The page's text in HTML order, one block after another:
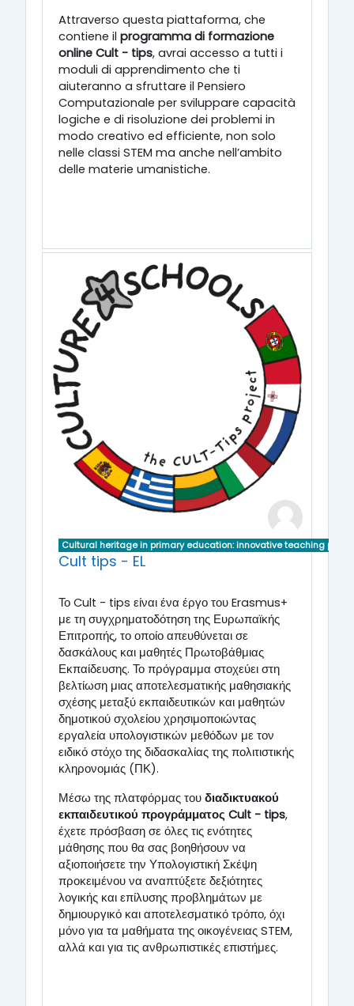
Attraverso questa piattaforma, che
contiene il programma di formazione
online Cult - tips, avrai accesso a tutti i
moduli di apprendimento che ti
aiuteranno a sfruttare il Pensiero
Computazionale per sviluppare capacità
logiche e di risoluzione dei problemi in
modo creativo ed efficiente, non solo
nelle classi STEM ma anche nell’ambito
delle materie umanistiche.
Cultural heritage in primary education: innovative teaching
Cult tips - EL
Το Cult - tips είναι ένα έργο του Erasmus+
με τη συγχρηματοδότηση της Ευρωπαϊκής
Επιτροπής, το οποίο απευθύνεται σε
δασκάλους και μαθητές Πρωτοβάθμιας
Εκπαίδευσης. Το πρόγραμμα στοχεύει στη
βελτίωση μιας αποτελεσματικής μαθησιακής
σχέσης μεταξύ εκπαιδευτικών και μαθητών
δημοτικού σχολείου χρησιμοποιώντας
εργαλεία υπολογιστικών μεθόδων με τον
ειδικό στόχο της διδασκαλίας της πολιτιστικής
κληρονομιάς (ΠΚ).
Μέσω της πλατφόρμας του διαδικτυακού
εκπαιδευτικού προγράμματος Cult - tips,
έχετε πρόσβαση σε όλες τις ενότητες
μάθησης που θα σας βοηθήσουν να
αξιοποιήσετε την Υπολογιστική Σκέψη
προκειμένου να αναπτύξετε δεξιότητες
λογικής και επίλυσης προβλημάτων με
δημιουργικό και αποτελεσματικό τρόπο, όχι
μόνο για τα μαθήματα της οικογένειας STEM,
αλλά και για τις ανθρωπιστικές επιστήμες.